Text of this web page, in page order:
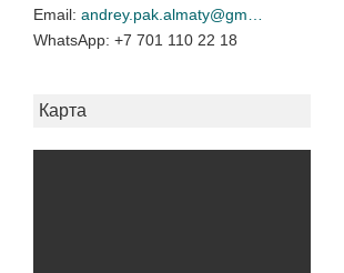
+7 701 110 22 18
Карта